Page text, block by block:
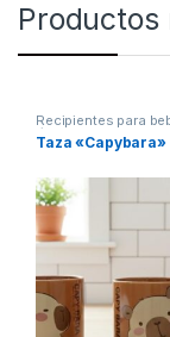
Productos
Recipientes para
líquidos, Tazas
Taza «Capybara»